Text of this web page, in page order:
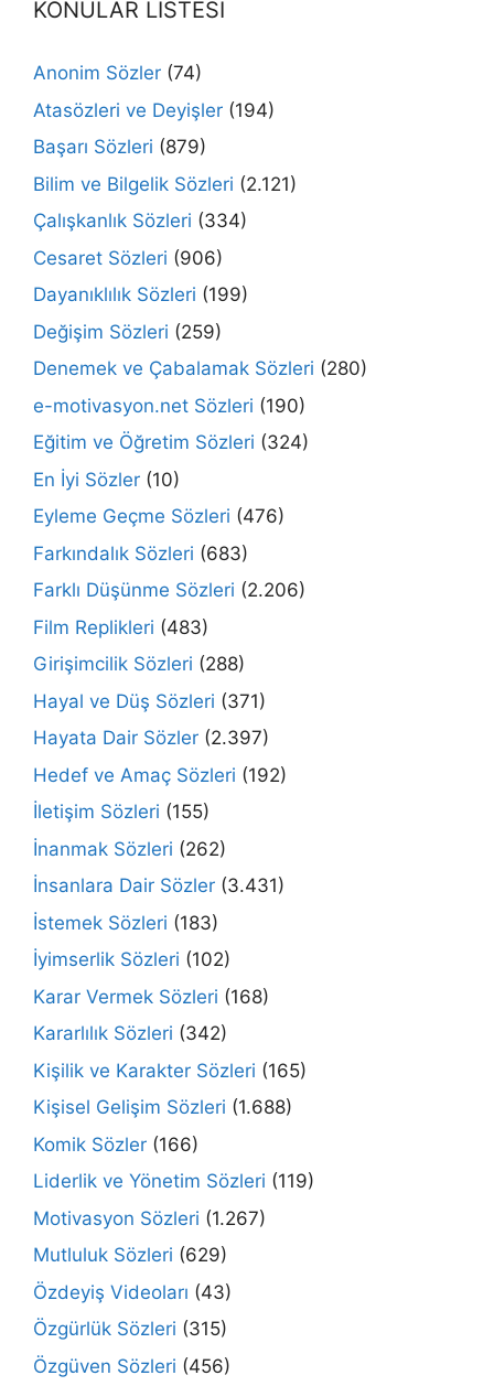
KONULAR LİSTESİ
Anonim Sözler (74)
Atasözleri ve Deyişler (194)
Başarı Sözleri (879)
Bilim ve Bilgelik Sözleri (2.121)
Çalışkanlık Sözleri (334)
Cesaret Sözleri (906)
Dayanıklılık Sözleri (199)
Değişim Sözleri (259)
Denemek ve Çabalamak Sözleri (280)
e-motivasyon.net Sözleri (190)
Eğitim ve Öğretim Sözleri (324)
En İyi Sözler (10)
Eyleme Geçme Sözleri (476)
Farkındalık Sözleri (683)
Farklı Düşünme Sözleri (2.206)
Film Replikleri (483)
Girişimcilik Sözleri (288)
Hayal ve Düş Sözleri (371)
Hayata Dair Sözler (2.397)
Hedef ve Amaç Sözleri (192)
İletişim Sözleri (155)
İnanmak Sözleri (262)
İnsanlara Dair Sözler (3.431)
İstemek Sözleri (183)
İyimserlik Sözleri (102)
Karar Vermek Sözleri (168)
Kararlılık Sözleri (342)
Kişilik ve Karakter Sözleri (165)
Kişisel Gelişim Sözleri (1.688)
Komik Sözler (166)
Liderlik ve Yönetim Sözleri (119)
Motivasyon Sözleri (1.267)
Mutluluk Sözleri (629)
Özdeyiş Videoları (43)
Özgürlük Sözleri (315)
Özgüven Sözleri (456)